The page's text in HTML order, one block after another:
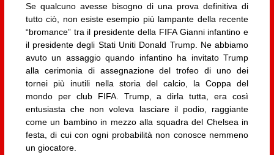
Se qualcuno avesse bisogno di una prova definitiva di
tutto ciò, non esiste esempio più lampante della recente
“bromance” tra il presidente della FIFA Gianni infantino e
il presidente degli Stati Uniti Donald Trump. Ne abbiamo
avuto un assaggio quando infantino ha invitato Trump
alla cerimonia di assegnazione del trofeo di uno dei
tornei più inutili nella storia del calcio, la Coppa del
mondo per club FIFA. Trump, a dirla tutta, era così
entusiasta che non voleva lasciare il podio, raggiante
come un bambino in mezzo alla squadra del Chelsea in
festa, di cui con ogni probabilità non conosce nemmeno
un giocatore.